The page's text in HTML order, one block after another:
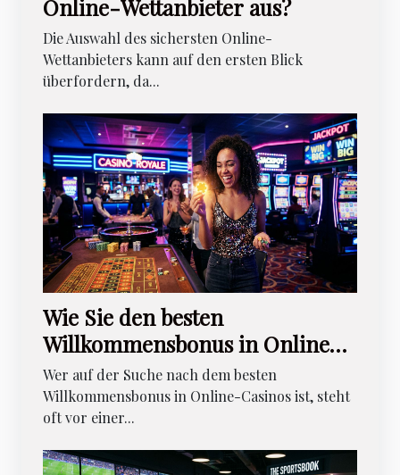
Online-Wettanbieter aus?
Die Auswahl des sichersten Online-
Wettanbieters kann auf den ersten Blick
überfordern, da...
Wie Sie den besten
Willkommensbonus in Online-
Casinos nutzen?
Wer auf der Suche nach dem besten
Willkommensbonus in Online-Casinos ist, steht
oft vor einer...